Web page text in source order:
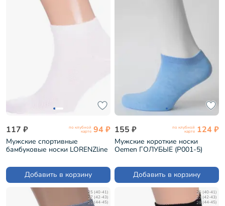
117 ₽ по клубной
карте 94 ₽
Мужские спортивные
бамбуковые носки LORENZline
Добавить в корзину
155 ₽ по клубной
карте 124 ₽
Мужские короткие носки
Oemen ГОЛУБЫЕ (P001-5)
Добавить в корзину
25 (40-41)
27 (42-43)
29 (44-45)
25 (40-41)
27 (42-43)
29 (44-45)